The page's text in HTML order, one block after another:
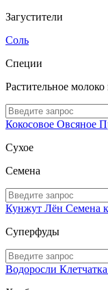
Загустители
Соль
Специи
Растительное
Кокосовое Овсяное
Сухое
Семена
Кунжут Лён Семена
Суперфуды
Водоросли Клетчатка